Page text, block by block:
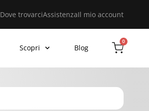
Dove trovarciAssistenzaIl mio account
Scopri Blog
0